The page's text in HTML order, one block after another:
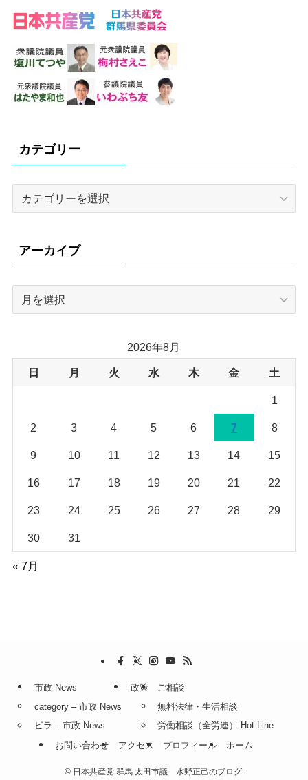
カテゴリー
リ
ー
アーカイブ
ブ
2026年8月
日 月 火 水 木 金 土
1
2 3 4 5 6 7 8
9 10 11 12 13 14 15
16 17 18 19 20 21 22
23 24 25 26 27 28 29
30 31
« 7月
市政 News
category – 市政 News
ビラ – 市政 News
政策
ご相談
無料法律・生活相談
労働相談（全労連） Hot Line
お問い合わせ
アクセス プロフィール ホーム
©日本共産党 群馬 太田市議 水野正己のブログ.